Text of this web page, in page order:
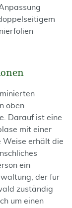
oben
Darauf ist eine
mit einer
Weise erhält die
ein
der für
zuständig
um einen